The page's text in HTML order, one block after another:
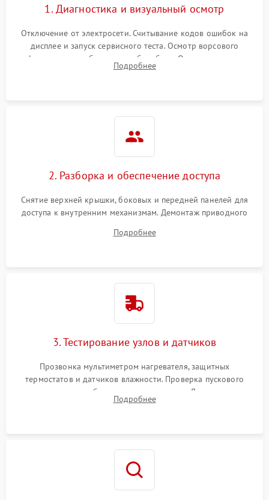
Зависает программа 1500 ₽ Подробнее →
Ошибка на дисплее 1290 ₽ Подробнее →
1. Диагностика и визуальный осмотр
Отключение от электросети. Считывание кодов ошибок на
дисплее и запуск сервисного теста. Осмотр ворсового
фильтра, теплообменника и барабана. Опрос клиента о
неисправностях (не сушит, не крутит барабан, сильно шумит
Подробнее
2. Разборка и обеспечение доступа
Снятие верхней крышки, боковых и передней панелей для
доступа к внутренним механизмам. Демонтаж приводного
Обеспечение свободного доступа к ТЭНу, компрессору,
Подробнее
3. Тестирование узлов и датчиков
Прозвонка мультиметром нагревателя, защитных
термостатов и датчиков влажности. Проверка пускового
конденсатора, обмоток мотора и помпы. Для машин с
тепловым насосом — диагностика работы компрессора и
Подробнее